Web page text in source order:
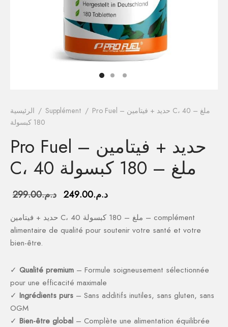
الرئيسية / Supplément / Pro Fuel – حديد + فيتامين C، 40 ملغ –
180 كبسولة
Pro Fuel – حديد + فيتامين
C، 40 ملغ – 180 كبسولة
د.م.299.00
السعر
د.م.299.00.
د.م.249.00
د.م.249.00.
حديد + فيتامين C، 40 ملغ – 180 كبسولة – complément
alimentaire de qualité pour soutenir votre santé et votre
bien-être.
✓ Qualité premium – Formule soigneusement sélectionnée
pour une efficacité maximale
✓ Ingrédients purs – Sans additifs inutiles, sans gluten, sans
OGM
✓ Bien-être global – Complète une alimentation équilibrée